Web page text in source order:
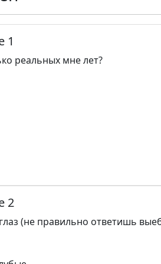
1
реальных мне лет?
2
(не правильно ответишь